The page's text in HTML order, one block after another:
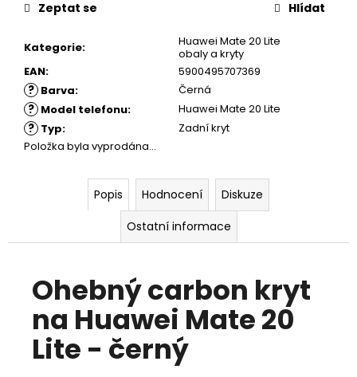
Kategorie:
Huawei Mate 20 Lite
obaly a kryty
EAN: 5900495707369
? Barva: Černá
? Model telefonu: Huawei Mate 20 Lite
? Typ:
Zadní kryt
Položka byla vyprodána…
Zeptat se Hlídat
Popis Hodnocení
Diskuze
Ostatní informace
Ohebný carbon kryt
na Huawei Mate 20
Lite - černý